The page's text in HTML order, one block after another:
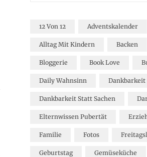
12 Von 12 Adventskalender
Alltag Mit Kindern Backen
Bloggerie Book Love
Daily Wahnsinn Dankbarkeit
Dankbarkeit Statt Sachen
Elternwissen Pubertät
Familie Fotos
Geburtstag Gemüseküche